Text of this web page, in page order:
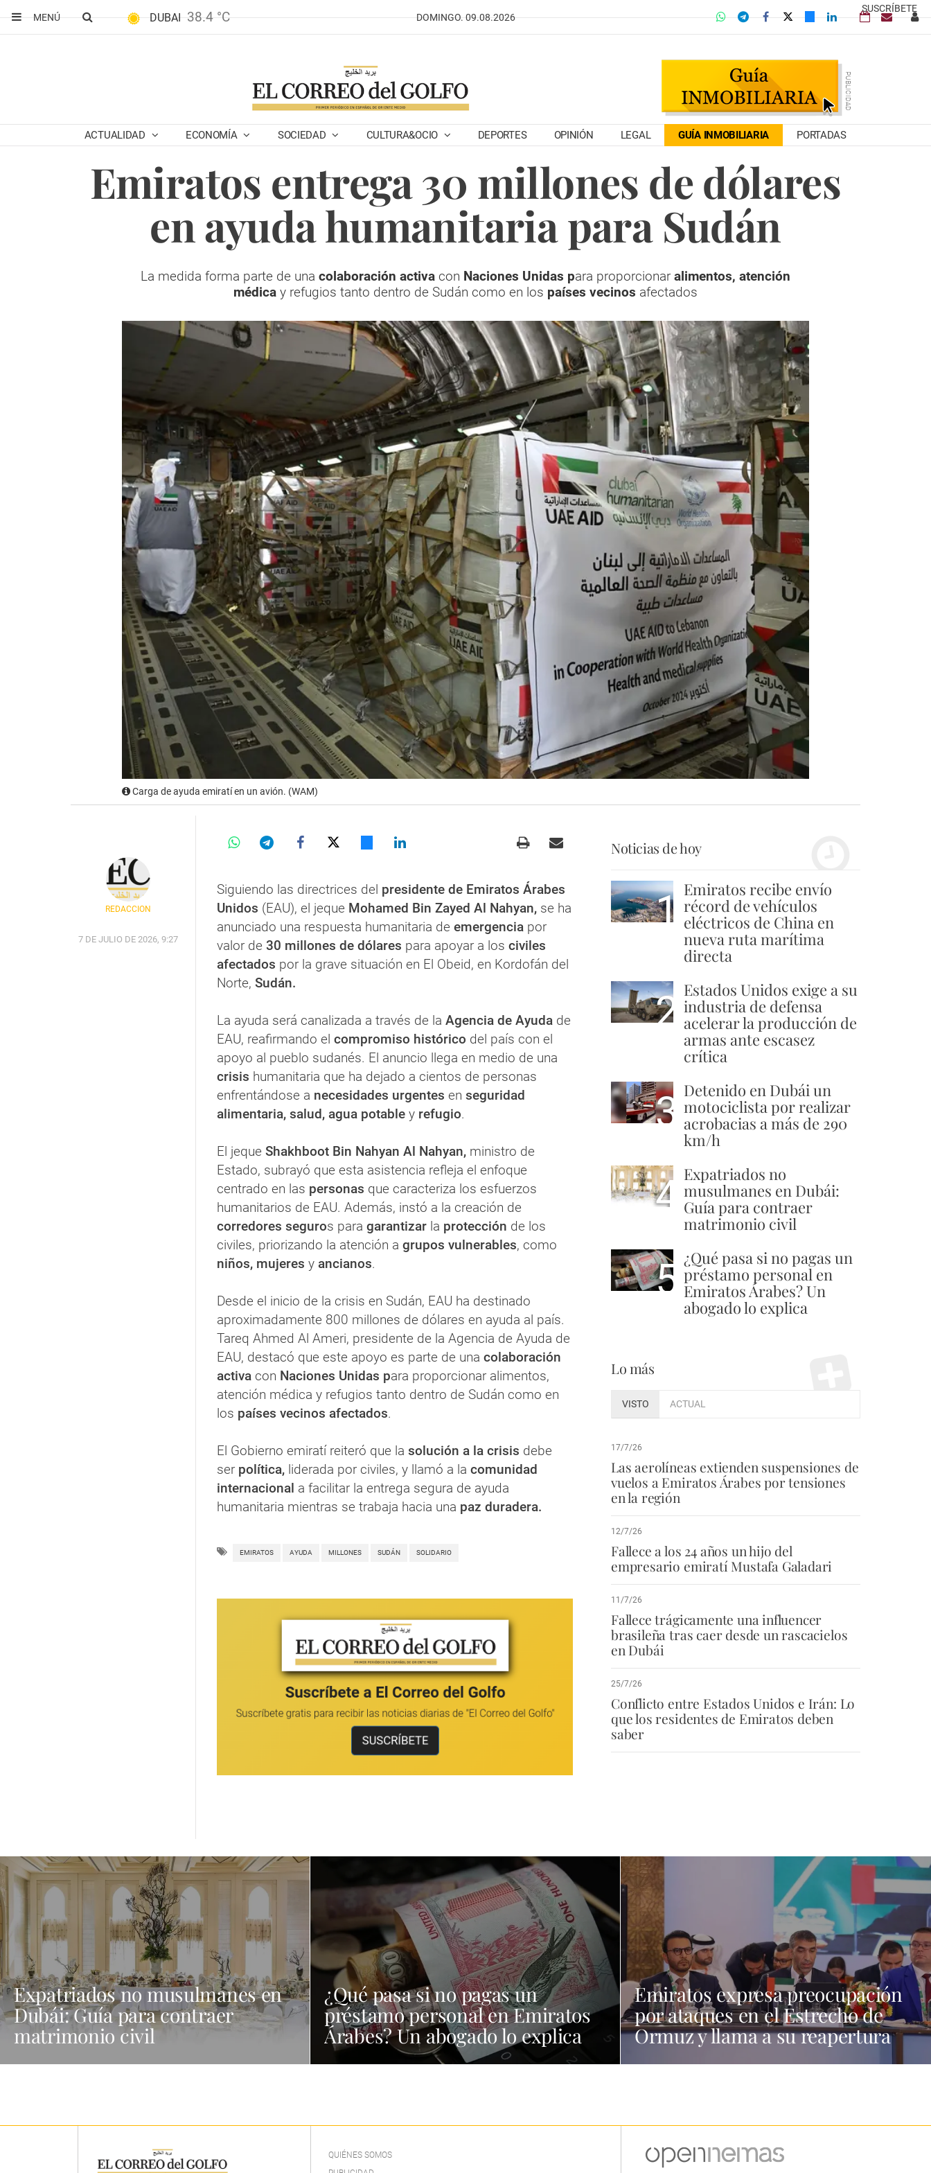
SUSCRÍBETE
MENÚ
DUBAI 38.4 °C DOMINGO. 09.08.2026
ACTUALIDAD ECONOMÍA SOCIEDAD CULTURA&OCIO DEPORTES OPINIÓN LEGAL GUÍA INMOBILIARIA PORTADAS
Emiratos entrega 30 millones de dólares
en ayuda humanitaria para Sudán
La medida forma parte de una colaboración activa con Naciones Unidas para proporcionar alimentos, atención
médica y refugios tanto dentro de Sudán como en los países vecinos afectados
Carga de ayuda emiratí en un avión. (WAM)
REDACCIÓN
7 DE JULIO DE 2026, 9:27
Siguiendo las directrices del presidente de Emiratos Árabes
Unidos (EAU), el jeque Mohamed Bin Zayed Al Nahyan, se ha
anunciado una respuesta humanitaria de emergencia por
valor de 30 millones de dólares para apoyar a los civiles
afectados por la grave situación en El Obeid, en Kordofán del
Norte, Sudán.
La ayuda será canalizada a través de la Agencia de Ayuda de
EAU, reafirmando el compromiso histórico del país con el
apoyo al pueblo sudanés. El anuncio llega en medio de una
crisis humanitaria que ha dejado a cientos de personas
enfrentándose a necesidades urgentes en seguridad
alimentaria, salud, agua potable y refugio.
El jeque Shakhboot Bin Nahyan Al Nahyan, ministro de
Estado, subrayó que esta asistencia refleja el enfoque
centrado en las personas que caracteriza los esfuerzos
humanitarios de EAU. Además, instó a la creación de
corredores seguros para garantizar la protección de los
civiles, priorizando la atención a grupos vulnerables, como
niños, mujeres y ancianos.
Desde el inicio de la crisis en Sudán, EAU ha destinado
aproximadamente 800 millones de dólares en ayuda al país.
Tareq Ahmed Al Ameri, presidente de la Agencia de Ayuda de
EAU, destacó que este apoyo es parte de una colaboración
activa con Naciones Unidas para proporcionar alimentos,
atención médica y refugios tanto dentro de Sudán como en
los países vecinos afectados.
El Gobierno emiratí reiteró que la solución a la crisis debe
ser política, liderada por civiles, y llamó a la comunidad
internacional a facilitar la entrega segura de ayuda
humanitaria mientras se trabaja hacia una paz duradera.
EMIRATOS AYUDA MILLONES SUDÁN SOLIDARIO
Noticias de hoy
1 Emiratos recibe envío
récord de vehículos
eléctricos de China en
nueva ruta marítima
directa
2 Estados Unidos exige a su
industria de defensa
acelerar la producción de
armas ante escasez
crítica
3 Detenido en Dubái un
motociclista por realizar
acrobacias a más de 290
km/h
4 Expatriados no
musulmanes en Dubái:
Guía para contraer
matrimonio civil
5 ¿Qué pasa si no pagas un
préstamo personal en
Emiratos Árabes? Un
abogado lo explica
Lo más
VISTO ACTUAL
17/7/26
Las aerolíneas extienden suspensiones de
vuelos a Emiratos Árabes por tensiones
en la región
12/7/26
Fallece a los 24 años un hijo del
empresario emiratí Mustafa Galadari
11/7/26
Fallece trágicamente una influencer
brasileña tras caer desde un rascacielos
en Dubái
25/7/26
Conflicto entre Estados Unidos e Irán: Lo
que los residentes de Emiratos deben
saber
Expatriados no musulmanes en
Dubái: Guía para contraer
matrimonio civil
¿Qué pasa si no pagas un
préstamo personal en Emiratos
Árabes? Un abogado lo explica
Emiratos expresa preocupación
por ataques en el Estrecho de
Ormuz y llama a su reapertura
QUIÉNES SOMOS